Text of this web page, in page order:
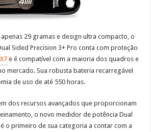
29 gramas e design ultra compacto, o
Sided Precision 3+ Pro conta com proteção
e é compatível com a maioria dos quadros e
mercado. Sua robusta bateria recarregável
de uso de até 550 horas.
dos recursos avançados que proporcionam
o novo medidor de potência Dual
o primeiro de sua categoria a contar com a